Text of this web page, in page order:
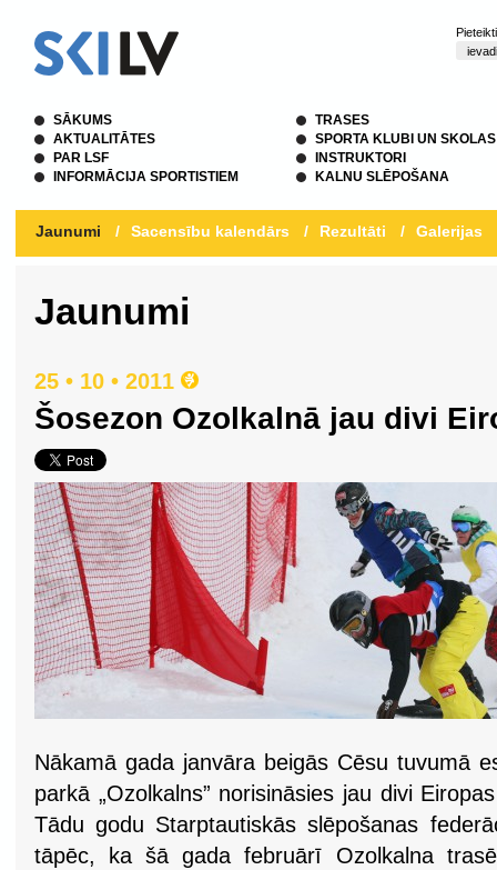
SĀKUMS
AKTUALITĀTES
PAR LSF
INFORMĀCIJA SPORTISTIEM
TRASES
SPORTA KLUBI UN SKOLAS
INSTRUKTORI
KALNU SLĒPOŠANA
Jaunumi / Sacensību kalendārs / Rezultāti / Galerijas
Jaunumi
25 • 10 • 2011
Šosezon Ozolkalnā jau divi
Nākamā gada janvāra beigās Cēsu tuvumā
parkā „Ozolkalns” norisināsies jau divi
Tādu godu Starptautiskās slēpošanas
tāpēc, ka šā gada februārī Ozolkalna